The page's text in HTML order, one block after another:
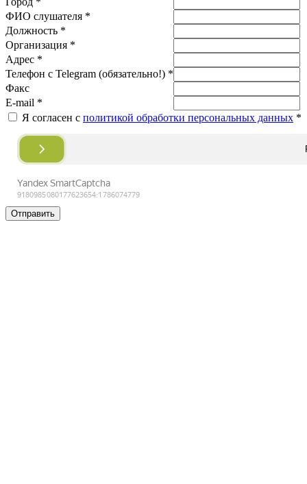
ФИО слушателя *
Должность *
Организация *
Адрес *
Телефон с Telegram (обязательно!) *
Факс
E-mail *
Я согласен с политикой обработки персональных данных *
Отправить